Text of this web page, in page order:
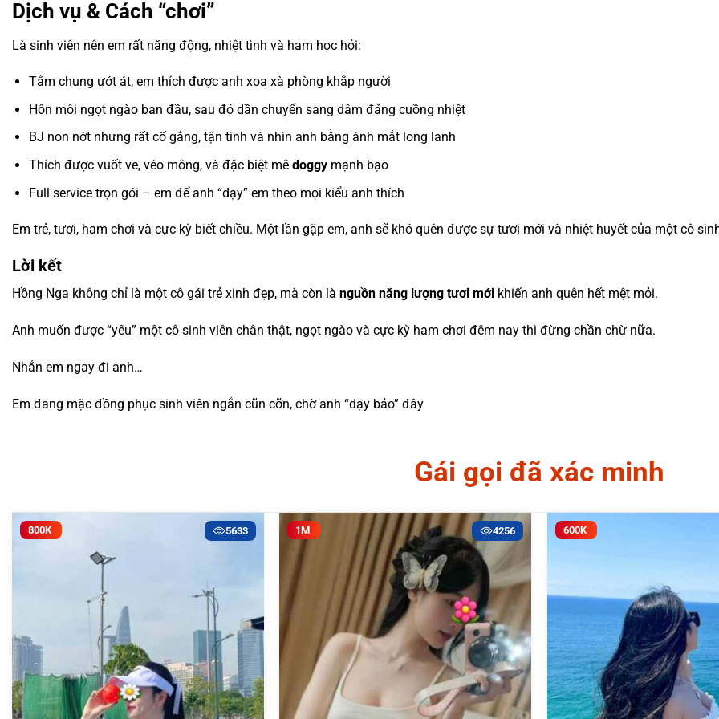
Dịch vụ & Cách “chơi”
Là sinh viên nên em rất năng động, nhiệt tình và ham học hỏi:
Tắm chung ướt át, em thích được anh xoa xà phòng khắp người
Hôn môi ngọt ngào ban đầu, sau đó dần chuyển sang dâm đãng cuồng nhiệt
BJ non nớt nhưng rất cố gắng, tận tình và nhìn anh bằng ánh mắt long lanh
Thích được vuốt ve, véo mông, và đặc biệt mê doggymạnh bạo
Full service trọn gói – em để anh “dạy” em theo mọi kiểu anh thích
Em trẻ, tươi, ham chơi và cực kỳ biết chiều. Một lần gặp em, anh sẽ khó quên được sự tươi mới và nhiệt huyết của một cô
Lời kết
Hồng Nga không chỉ là một cô gái trẻ xinh đẹp, mà còn là nguồn năng lượng tươi mới khiến anh quên hết mệt mỏi.
Anh muốn được “yêu” một cô sinh viên chân thật, ngọt ngào và cực kỳ ham chơi đêm nay thì đừng chần chừ nữa.
Nhắn em ngay đi anh…
Em đang mặc đồng phục sinh viên ngắn cũn cỡn, chờ anh “dạy bảo” đây
Gái gọi đã xác minh
5633
800K 4256
1M 600K